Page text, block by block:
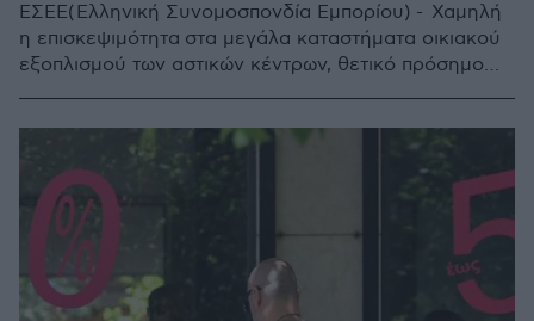
ΕΣΕΕ( Ελληνική Συνομοσπονδία Εμπορίου) - Χαμηλή
η επισκεψιμότητα στα μεγάλα καταστήματα οικιακού
εξοπλισμού των αστικών κέντρων, θετικό πρόσημο